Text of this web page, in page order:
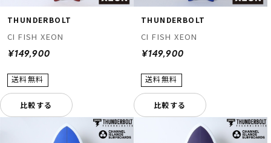
THUNDERBOLT
CI FISH XEON
¥149,900
比較する
THUNDERBOLT
CI FISH XEON
¥149,900
比較する